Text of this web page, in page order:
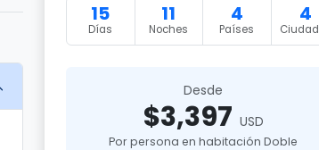
15
Días
11
Noches
4
Países
4
Desde
$3,397 USD
Por persona en habitación Doble